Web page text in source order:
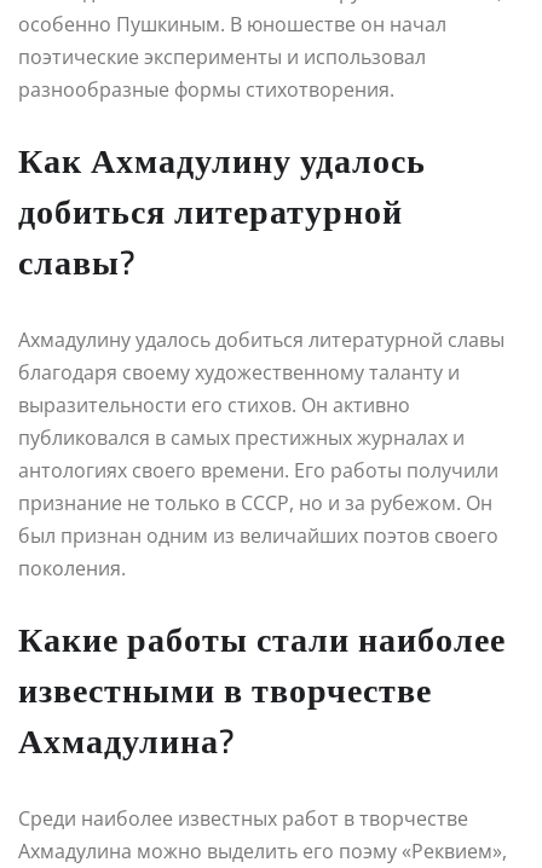
особенно Пушкиным. В юношестве он начал
поэтические эксперименты и использовал
разнообразные формы стихотворения.
Как Ахмадулину удалось
добиться литературной
славы?
Ахмадулину удалось добиться литературной славы
благодаря своему художественному таланту и
выразительности его стихов. Он активно
публиковался в самых престижных журналах и
антологиях своего времени. Его работы получили
признание не только в СССР, но и за рубежом. Он
был признан одним из величайших поэтов своего
поколения.
Какие работы стали наиболее
известными в творчестве
Ахмадулина?
Среди наиболее известных работ в творчестве
Ахмадулина можно выделить его поэму «Реквием»,